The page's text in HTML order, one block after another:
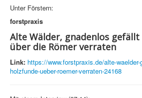
Unter Förstern:
forstpraxis
Alte Wälder, gnadenlos gefällt
über die Römer verraten
Link: https://www.forstpraxis.de/alte-
holzfunde-ueber-roemer-verraten-24168